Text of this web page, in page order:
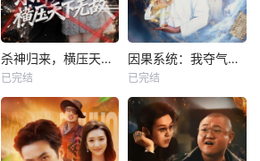
杀神归来，横压天下无敌
已完结
因果系统：我夺气运救苍生
已完结